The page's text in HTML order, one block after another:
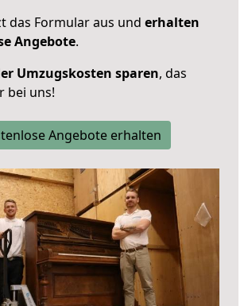
das Formular aus und erhalten
Angebote.
Umzugskosten sparen, das
bei uns!
Angebote erhalten